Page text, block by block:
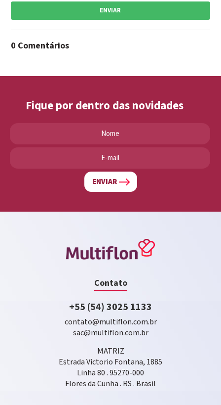
ENVIAR
0 Comentários
Fique por dentro das novidades
ENVIAR
Contato
+55 (54) 3025 1133
contato@multiflon.com.br
sac@multiflon.com.br
MATRIZ
Estrada Victorio Fontana, 1885
Linha 80 . 95270-000
Flores da Cunha . RS . Brasil